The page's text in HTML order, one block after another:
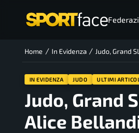
Home / In Evidenza / Judo, Grand
IN EVIDENZA JUDO ULTIMI
Judo, Grand
Alice